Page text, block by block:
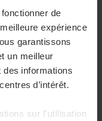
de
expérience
garantissons
un meilleur
informations
d’intérêt.
sur l'utilisation
?